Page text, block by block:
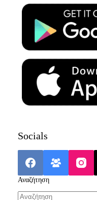
Socials
Αναζήτηση